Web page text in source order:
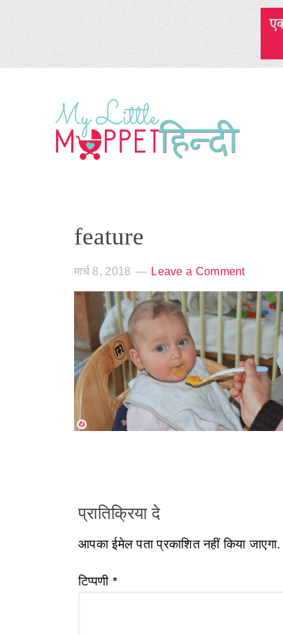
feature
मार्च 8, 2018 Leave a Comment
प्रातिक्रिया दे
आपका ईमेल पता प्रकाशित नहीं किया जाएगा.
टिप्पणी *